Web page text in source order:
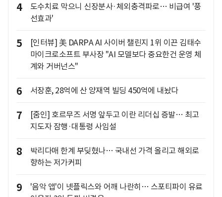
4
도수치료 막으니 신장분사·체외충격파로… 비급여 '풍
선효과'
5
[인터뷰] 美 DARPA AI 사이버 챌린지 1위 이끈 김태수
마이크로소프트 부사장 "AI 모델보다 중요한건 운영 체
계와 거버넌스"
6 서장훈, 28억에 산 양재역 빌딩 450억에 내놨다
7
[줌인] 호르무즈 서명 앞두고 이란 리더십 증발… 최고
지도자 잠행·대통령 사임설
8
박리다매 한계 부딪혔나… 국내선 가격 올리고 해외로
향하는 저가커피
9
'음악 앱'이 넷플릭스와 어깨 나란히… 스포티파이 유료